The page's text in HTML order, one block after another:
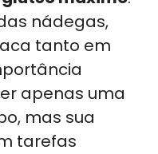
nádegas,
tanto em
apenas uma
mas sua
tarefas